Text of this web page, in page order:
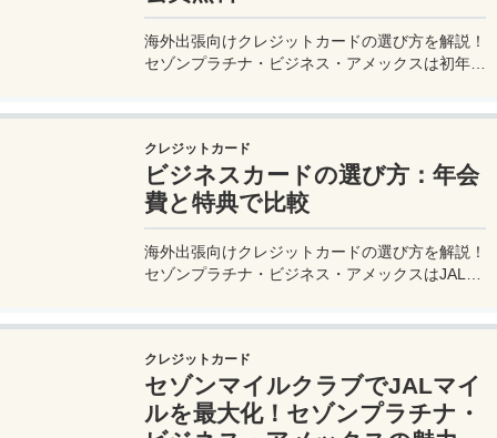
海外出張向けクレジットカードの選び方を解説！
セゾンプラチナ・ビジネス・アメックスは初年度
クレジットカード
ビジネスカードの選び方：年会
費と特典で比較
海外出張向けクレジットカードの選び方を解説！
セゾンプラチナ・ビジネス・アメックスはJALマ
クレジットカード
セゾンマイルクラブでJALマイ
ルを最大化！セゾンプラチナ・